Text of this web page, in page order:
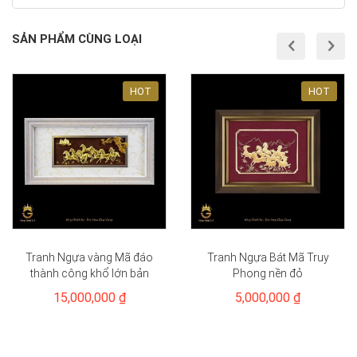
SẢN PHẨM CÙNG LOẠI
HOT
Tranh Ngựa vàng Mã đáo
thành công khổ lớn bản
nền trắng
15,000,000 ₫
HOT
Tranh Ngựa Bát Mã Truy
Phong nền đỏ
5,000,000 ₫